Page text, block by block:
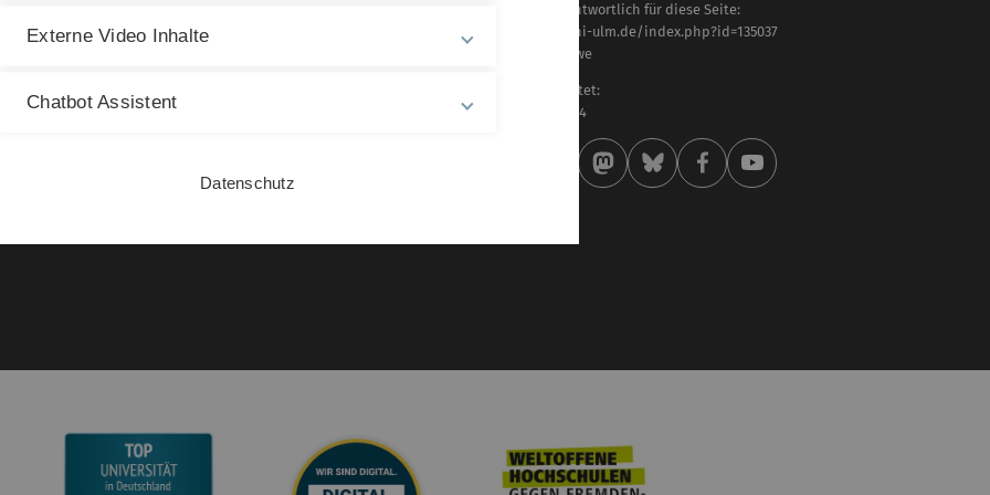
Impressum
Datenschutz
Inhaltlich verantwortlich für diese Seite:
https://www.uni-ulm.de/index.php?id=135037
Dr. van der Merwe
Zuletzt bearbeitet:
21 . Oktober 2024
Externe Video Inhalte
Chatbot Assistent
Datenschutz